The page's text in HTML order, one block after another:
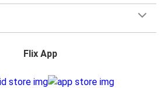
Flix App